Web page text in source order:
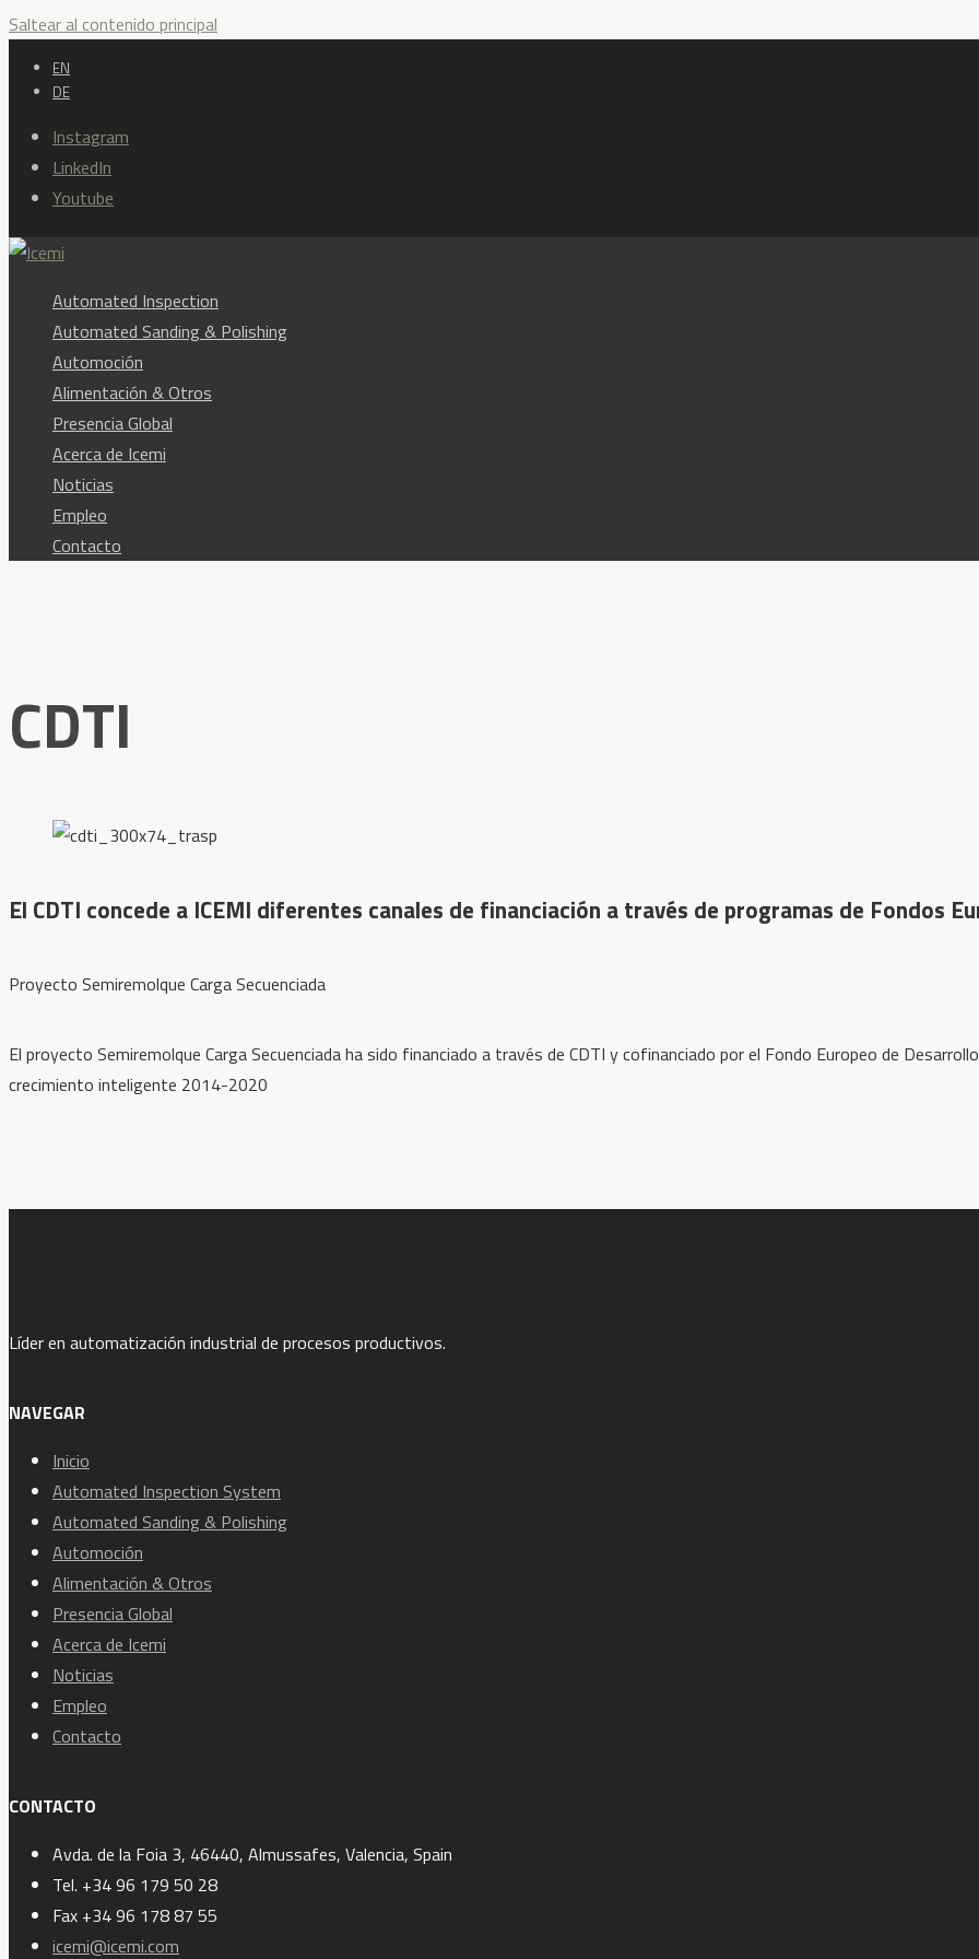
Saltear al contenido principal
EN
DE
Instagram
LinkedIn
Youtube
Automated Inspection
Automated Sanding & Polishing
Automoción
Alimentación & Otros
Presencia Global
Acerca de Icemi
Noticias
Empleo
Contacto
CDTI
El CDTI concede a ICEMI diferentes canales de financiación a través de programas de Fondos
Proyecto Semiremolque Carga Secuenciada
El proyecto Semiremolque Carga Secuenciada ha sido financiado a través de CDTI y cofinanciado por el Fondo Europeo de
crecimiento inteligente 2014-2020
Líder en automatización industrial de procesos productivos.
NAVEGAR
Inicio
Automated Inspection System
Automated Sanding & Polishing
Automoción
Alimentación & Otros
Presencia Global
Acerca de Icemi
Noticias
Empleo
Contacto
CONTACTO
Avda. de la Foia 3, 46440, Almussafes, Valencia, Spain
Tel. +34 96 179 50 28
Fax +34 96 178 87 55
icemi@icemi.com